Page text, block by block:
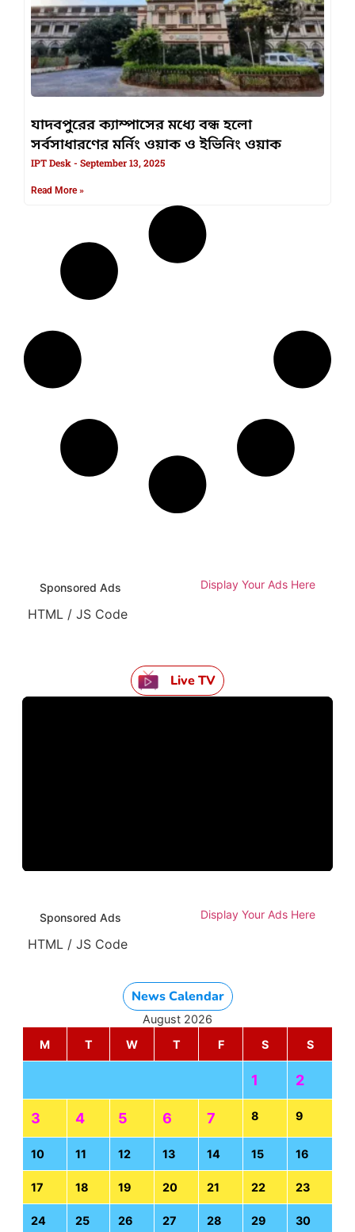
যাদবপুরের ক্যাম্পাসের মধ্যে বন্ধ হলো
সর্বসাধারণের মর্নিং ওয়াক ও ইভিনিং ওয়াক
IPT Desk September 13, 2025
Read More »
Sponsored Ads Display Your Ads Here
HTML / JS Code
Live TV
Sponsored Ads Display Your Ads Here
HTML / JS Code
News Calendar
August 2026
M
T W T F S S
1 2
3 4 5 6 7 8 9
10 11 12 13 14 15 16
17 18 19 20 21 22 23
24 25 26 27 28 29 30